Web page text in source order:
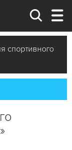
спортивного